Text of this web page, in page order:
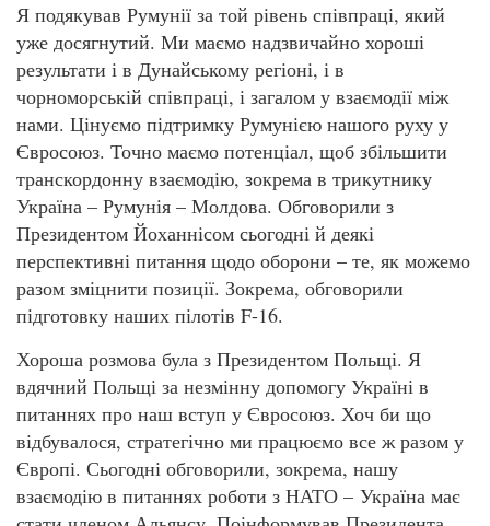
Я подякував Румунії за той рівень співпраці, який
уже досягнутий. Ми маємо надзвичайно хороші
результати і в Дунайському регіоні, і в
чорноморській співпраці, і загалом у взаємодії між
нами. Цінуємо підтримку Румунією нашого руху у
Євросоюз. Точно маємо потенціал, щоб збільшити
транскордонну взаємодію, зокрема в трикутнику
Україна – Румунія – Молдова. Обговорили з
Президентом Йоханнісом сьогодні й деякі
перспективні питання щодо оборони – те, як можемо
разом зміцнити позиції. Зокрема, обговорили
підготовку наших пілотів F-16.
Хороша розмова була з Президентом Польщі. Я
вдячний Польщі за незмінну допомогу Україні в
питаннях про наш вступ у Євросоюз. Хоч би що
відбувалося, стратегічно ми працюємо все ж разом у
Європі. Сьогодні обговорили, зокрема, нашу
взаємодію в питаннях роботи з НАТО – Україна має